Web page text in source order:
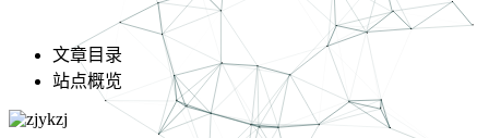
文章目录
站点概览